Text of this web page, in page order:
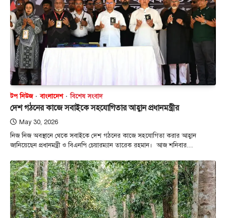
টপ নিউজ বাংলাদেশ বিশেষ সংবাদ
দেশ গঠনের কাজে সবাইকে সহযোগিতার আহ্বান প্রধানমন্ত্রীর
May 30, 2026
নিজ নিজ অবস্থানে থেকে সবাইকে দেশ গঠনের কাজে সহযোগিতা করার আহ্বান
জানিয়েছেন প্রধানমন্ত্রী ও বিএনপি চেয়ারম্যান তারেক রহমান। আজ শনিবার…